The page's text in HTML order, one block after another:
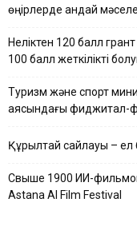
өңірлерде қандай
Неліктен 120 балл
100 балл жеткілікті
Туризм және спорт
аясындағы фиджитал-
Құрылтай сайлауы – ел
Свыше 1900 ИИ-
Astana AI Film Festival